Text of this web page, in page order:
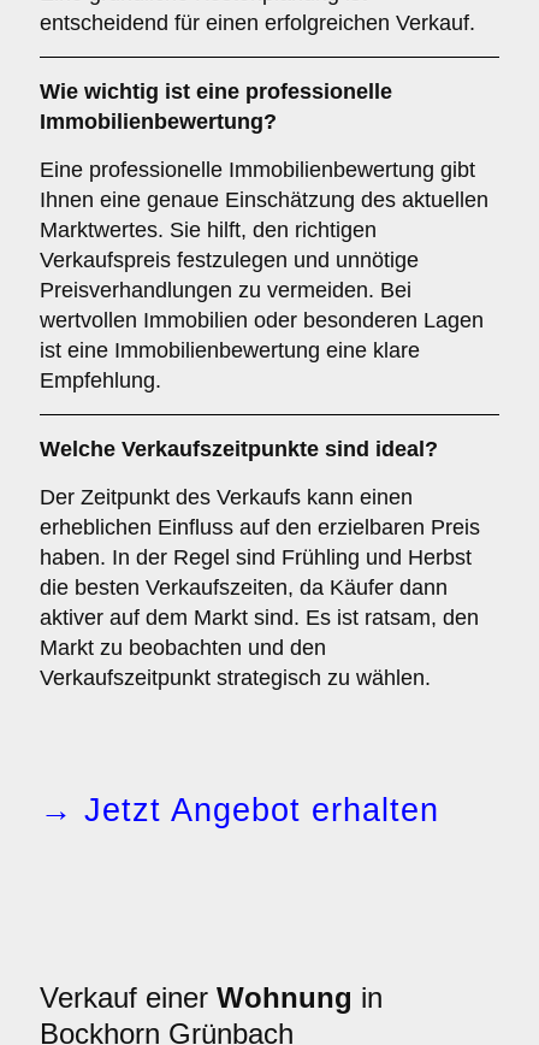
entscheidend für einen erfolgreichen Verkauf.
Wie wichtig ist eine professionelle
Immobilienbewertung?
Eine professionelle Immobilienbewertung gibt
Ihnen eine genaue Einschätzung des aktuellen
Marktwertes. Sie hilft, den richtigen
Verkaufspreis festzulegen und unnötige
Preisverhandlungen zu vermeiden. Bei
wertvollen Immobilien oder besonderen Lagen
ist eine Immobilienbewertung eine klare
Empfehlung.
Welche Verkaufszeitpunkte sind ideal?
Der Zeitpunkt des Verkaufs kann einen
erheblichen Einfluss auf den erzielbaren Preis
haben. In der Regel sind Frühling und Herbst
die besten Verkaufszeiten, da Käufer dann
aktiver auf dem Markt sind. Es ist ratsam, den
Markt zu beobachten und den
Verkaufszeitpunkt strategisch zu wählen.
→ Jetzt Angebot erhalten
Verkauf einer Wohnung in
Bockhorn Grünbach